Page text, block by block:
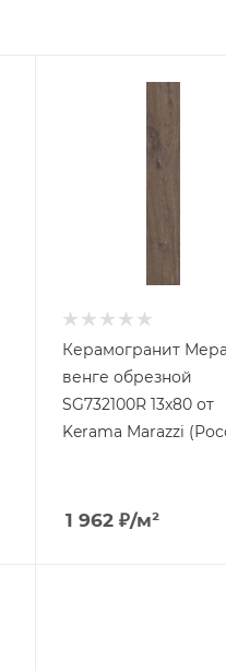
Керамогранит
венге обрезной
SG732100R 13x80 от
Kerama Marazzi
1 962₽/м²